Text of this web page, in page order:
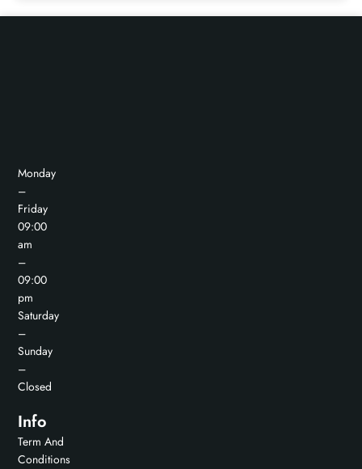
Monday
–
Friday
09:00
am
–
09:00
pm
Saturday
–
Sunday
–
Closed
Info
Term And
Conditions